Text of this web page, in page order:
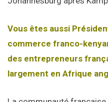
Vous êtes aussi
commerce franco-
des entrepreneurs
largement en Afrique